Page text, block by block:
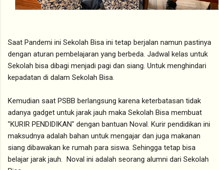
Saat Pandemi ini Sekolah Bisa ini tetap berjalan namun pastinya
dengan aturan pembelajaran yang berbeda. Jadwal kelas untuk
Sekolah bisa dibagi menjadi pagi dan siang. Untuk menghindari
kepadatan di dalam Sekolah Bisa.
Kemudian saat PSBB berlangsung karena keterbatasan tidak
adanya gadget untuk jarak jauh maka Sekolah Bisa membuat
"KURIR PENDIDIKAN" dengan bantuan Noval. Kurir pendidikan ini
maksudnya adalah bahan untuk mengajar dan juga makanan
siang dibawakan ke rumah para siswa. Sehingga tetap bisa
belajar jarak jauh. Noval ini adalah seorang alumni dari Sekolah